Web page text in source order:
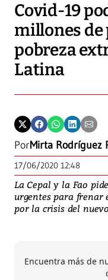
Covid-19
millones de
pobreza
Latina
PorMirta Rodríguez
17/06/2020 12:48
La Cepal y la Fao
urgentes para frenar
por la crisis del
Encuentra más de